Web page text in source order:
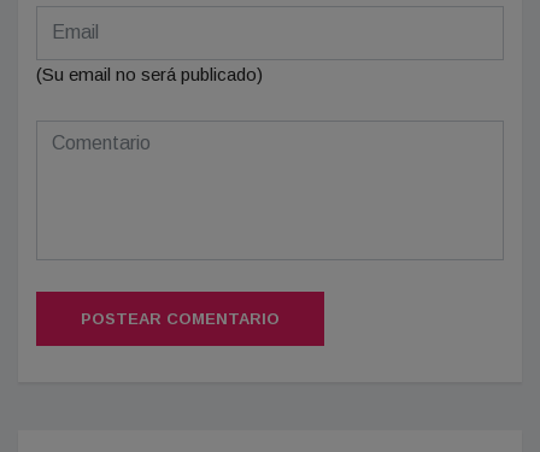
(Su email no será publicado)
POSTEAR COMENTARIO